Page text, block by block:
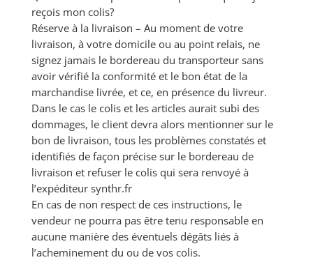
reçois mon colis?
Réserve à la livraison – Au moment de votre
livraison, à votre domicile ou au point relais, ne
signez jamais le bordereau du transporteur sans
avoir vérifié la conformité et le bon état de la
marchandise livrée, et ce, en présence du livreur.
Dans le cas le colis et les articles aurait subi des
dommages, le client devra alors mentionner sur le
bon de livraison, tous les problèmes constatés et
identifiés de façon précise sur le bordereau de
livraison et refuser le colis qui sera renvoyé à
l’expéditeur synthr.fr
En cas de non respect de ces instructions, le
vendeur ne pourra pas être tenu responsable en
aucune manière des éventuels dégâts liés à
l’acheminement du ou de vos colis.